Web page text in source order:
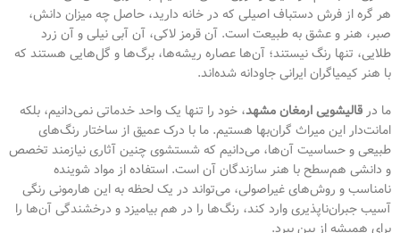
هر گره از فرش دستباف اصیلی که در خانه دارید، حاصل چه میزان دانش،
صبر، هنر و عشق به طبیعت است. آن قرمز لاکی، آن آبی نیلی و آن زرد
طلایی، تنها رنگ نیستند؛ آن‌ها عصاره ریشه‌ها، برگ‌ها و گل‌هایی هستند که
با هنر کیمیاگران ایرانی جاودانه شده‌اند.
ما در قالیشویی ارمغان مشهد، خود را تنها یک واحد خدماتی نمی‌دانیم، بلکه
امانت‌دار این میراث گران‌بها هستیم. ما با درک عمیق از ساختار رنگ‌های
طبیعی و حساسیت آن‌ها، می‌دانیم که شستشوی چنین آثاری نیازمند تخصص
و دانشی هم‌سطح با هنر سازندگان آن است. استفاده از مواد شوینده
نامناسب و روش‌های غیراصولی، می‌تواند در یک لحظه به این هارمونی رنگی
آسیب جبران‌ناپذیری وارد کند، رنگ‌ها را در هم بیامیزد و درخشندگی آن‌ها را
برای همیشه از بین ببرد.